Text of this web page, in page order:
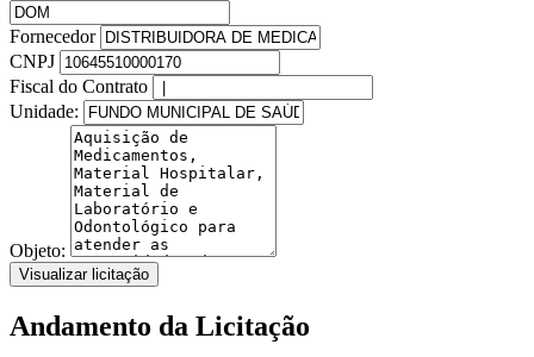
Fornecedor
CNPJ
Fiscal do Contrato
Unidade:
Objeto:
Visualizar licitação
Andamento da Licitação